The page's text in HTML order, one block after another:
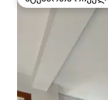
სტუმართა